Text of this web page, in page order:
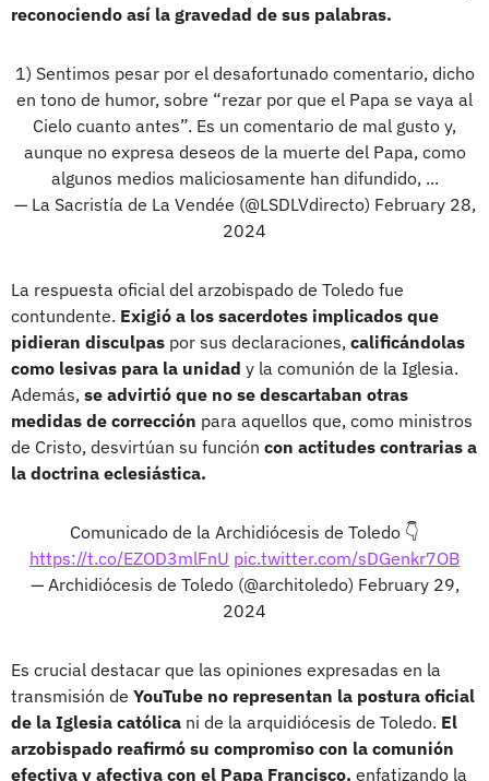
reconociendo así la gravedad de sus palabras.
1) Sentimos pesar por el desafortunado comentario, dicho
en tono de humor, sobre “rezar por que el Papa se vaya al
Cielo cuanto antes”. Es un comentario de mal gusto y,
aunque no expresa deseos de la muerte del Papa, como
algunos medios maliciosamente han difundido, ...
— La Sacristía de La Vendée (@LSDLVdirecto) February 28,
2024
La respuesta oficial del arzobispado de Toledo fue
contundente. Exigió a los sacerdotes implicados que
pidieran disculpas por sus declaraciones, calificándolas
como lesivas para la unidad y la comunión de la Iglesia.
Además, se advirtió que no se descartaban otras
medidas de corrección para aquellos que, como ministros
de Cristo, desvirtúan su función con actitudes contrarias a
la doctrina eclesiástica.
Comunicado de la Archidiócesis de Toledo 👇
https://t.co/EZOD3mlFnU pic.twitter.com/sDGenkr7OB
— Archidiócesis de Toledo (@architoledo) February 29,
2024
Es crucial destacar que las opiniones expresadas en la
transmisión de YouTube no representan la postura oficial
de la Iglesia católica ni de la arquidiócesis de Toledo. El
arzobispado reafirmó su compromiso con la comunión
efectiva y afectiva con el Papa Francisco, enfatizando la